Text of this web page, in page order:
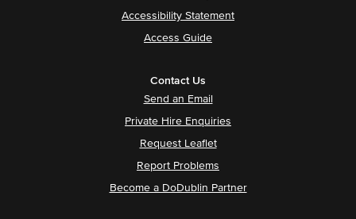
Accessibility Statement
Access Guide
Contact Us
Send an Email
Private Hire Enquiries
Request Leaflet
Report Problems
Become a DoDublin Partner